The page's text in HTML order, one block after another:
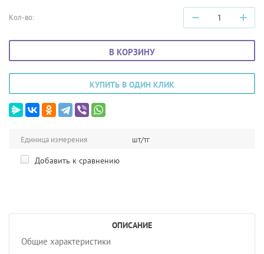
Кол-во: − +
В КОРЗИНУ
КУПИТЬ В ОДИН КЛИК
Единица измерения шт/тг
Добавить к сравнению
ОПИСАНИЕ
Общие характеристики